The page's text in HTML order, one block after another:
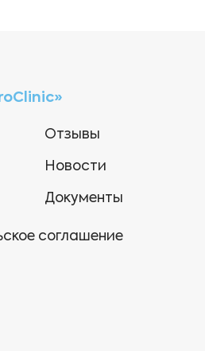
Отзывы
Новости
Документы
соглашение